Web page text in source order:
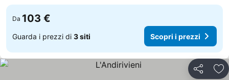
Da 103 €
Guarda i prezzi di 3 siti Scopri i prezzi
Condividi